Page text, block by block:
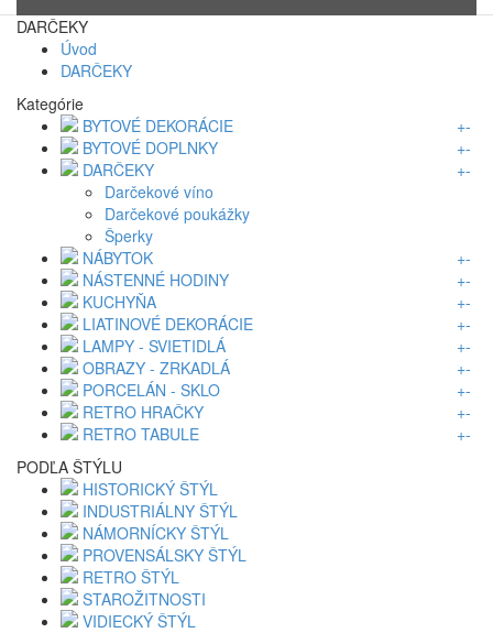
DARČEKY
Úvod
DARČEKY
Kategórie
BYTOVÉ DEKORÁCIE
+-
BYTOVÉ DOPLNKY
+-
DARČEKY
+-
Darčekové víno
Darčekové poukážky
Šperky
NÁBYTOK
+-
NÁSTENNÉ HODINY
+-
KUCHYŇA
+-
LIATINOVÉ DEKORÁCIE
+-
LAMPY - SVIETIDLÁ
+-
OBRAZY - ZRKADLÁ
+-
PORCELÁN - SKLO
+-
RETRO HRAČKY
+-
RETRO TABULE
+-
PODĽA ŠTÝLU
HISTORICKÝ ŠTÝL
INDUSTRIÁLNY ŠTÝL
NÁMORNÍCKY ŠTÝL
PROVENSÁLSKY ŠTÝL
RETRO ŠTÝL
STAROŽITNOSTI
VIDIECKÝ ŠTÝL